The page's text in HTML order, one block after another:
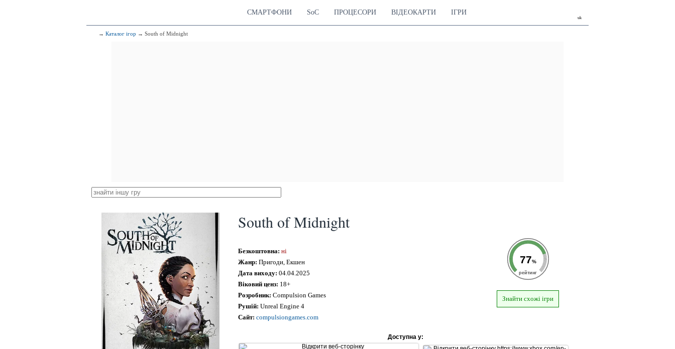
uk
СМАРТФОНИ SoC ПРОЦЕСОРИ ВІДЕОКАРТИ ІГРИ
→ Каталог ігор → South of Midnight
South of Midnight
77%
рейтинг
Знайти схожі ігри
Безкоштовна: ні
Жанр: Пригоди, Екшен
Дата виходу: 04.04.2025
Віковий ценз: 18+
Розробник: Compulsion Games
Рушій: Unreal Engine 4
Сайт: compulsiongames.com
Доступна у: